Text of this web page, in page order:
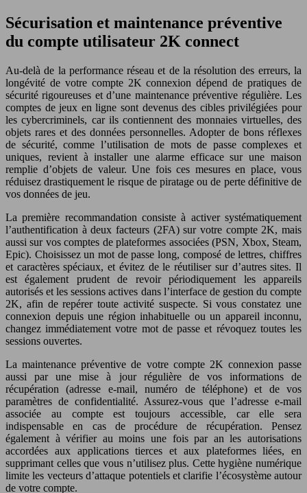
Sécurisation et maintenance préventive
du compte utilisateur 2K connect
Au-delà de la performance réseau et de la résolution des erreurs, la
longévité de votre compte 2K connexion dépend de pratiques de
sécurité rigoureuses et d’une maintenance préventive régulière. Les
comptes de jeux en ligne sont devenus des cibles privilégiées pour
les cybercriminels, car ils contiennent des monnaies virtuelles, des
objets rares et des données personnelles. Adopter de bons réflexes
de sécurité, comme l’utilisation de mots de passe complexes et
uniques, revient à installer une alarme efficace sur une maison
remplie d’objets de valeur. Une fois ces mesures en place, vous
réduisez drastiquement le risque de piratage ou de perte définitive de
vos données de jeu.
La première recommandation consiste à activer systématiquement
l’authentification à deux facteurs (2FA) sur votre compte 2K, mais
aussi sur vos comptes de plateformes associées (PSN, Xbox, Steam,
Epic). Choisissez un mot de passe long, composé de lettres, chiffres
et caractères spéciaux, et évitez de le réutiliser sur d’autres sites. Il
est également prudent de revoir périodiquement les appareils
autorisés et les sessions actives dans l’interface de gestion du compte
2K, afin de repérer toute activité suspecte. Si vous constatez une
connexion depuis une région inhabituelle ou un appareil inconnu,
changez immédiatement votre mot de passe et révoquez toutes les
sessions ouvertes.
La maintenance préventive de votre compte 2K connexion passe
aussi par une mise à jour régulière de vos informations de
récupération (adresse e-mail, numéro de téléphone) et de vos
paramètres de confidentialité. Assurez-vous que l’adresse e-mail
associée au compte est toujours accessible, car elle sera
indispensable en cas de procédure de récupération. Pensez
également à vérifier au moins une fois par an les autorisations
accordées aux applications tierces et aux plateformes liées, en
supprimant celles que vous n’utilisez plus. Cette hygiène numérique
limite les vecteurs d’attaque potentiels et clarifie l’écosystème autour
de votre compte.